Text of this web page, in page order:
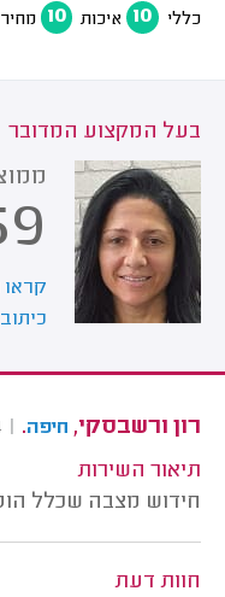
כללי 10 איכות 10 מחיר
בעל המקצוע המדובר
קראו
רון ורשבסקי, חיפה.
|
תיאור השירות
חידוש מצבה שכלל
חוות דעת